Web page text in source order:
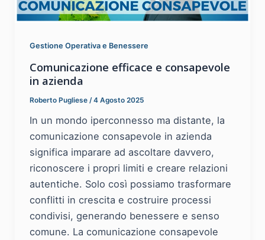
Gestione Operativa e Benessere
Comunicazione efficace e consapevole
in azienda
Roberto Pugliese /4 Agosto 2025
In un mondo iperconnesso ma distante, la
comunicazione consapevole in azienda
significa imparare ad ascoltare davvero,
riconoscere i propri limiti e creare relazioni
autentiche. Solo così possiamo trasformare
conflitti in crescita e costruire processi
condivisi, generando benessere e senso
comune. La comunicazione consapevole